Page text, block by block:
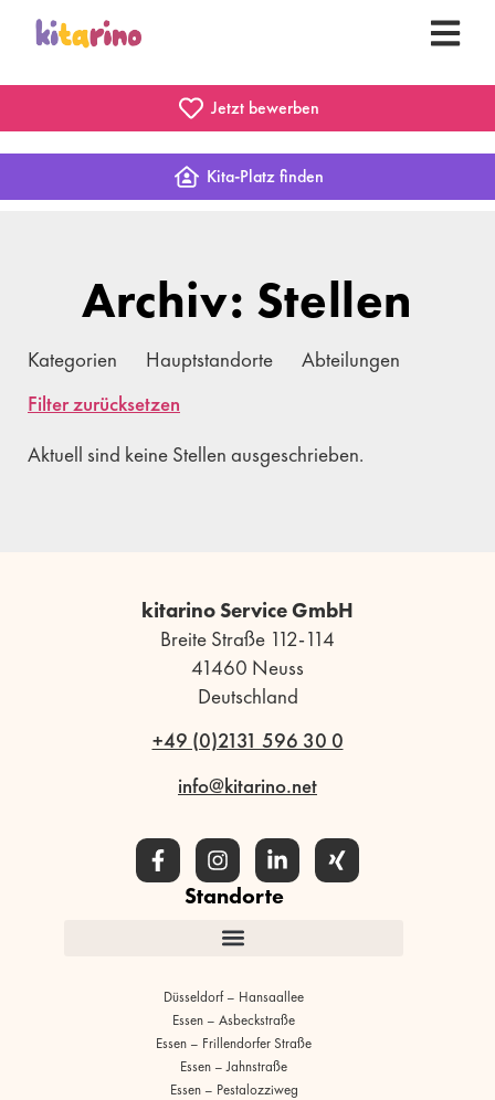
Jetzt bewerben
Kita-Platz finden
Archiv: Stellen
Kategorien Hauptstandorte
Abteilungen
Filter zurücksetzen
Aktuell sind keine Stellen ausgeschrieben.
kitarino Service GmbH
Breite Straße 112-114
41460 Neuss
Deutschland
+49 (0)2131 596 30 0
info@kitarino.net
Standorte
Düsseldorf – Hansaallee
Essen – Asbeckstraße
Essen – Frillendorfer Straße
Essen – Jahnstraße
Essen – Pestalozziweg